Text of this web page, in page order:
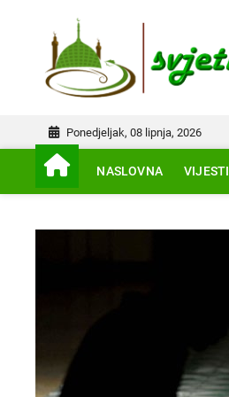
Ponedjeljak, 08 lipnja, 2026
NASLOVNA VIJESTI